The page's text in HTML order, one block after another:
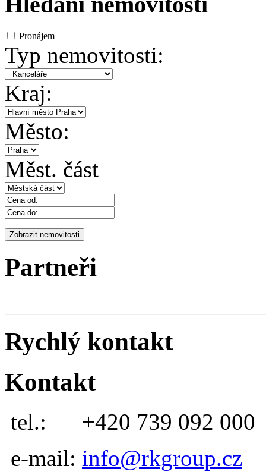
Pronájem
Typ nemovitosti:
Kraj:
Město:
Měst. část
Partneři
Rychlý kontakt
Kontakt
tel.: +420 739 092 000
e-mail: info@rkgroup.cz